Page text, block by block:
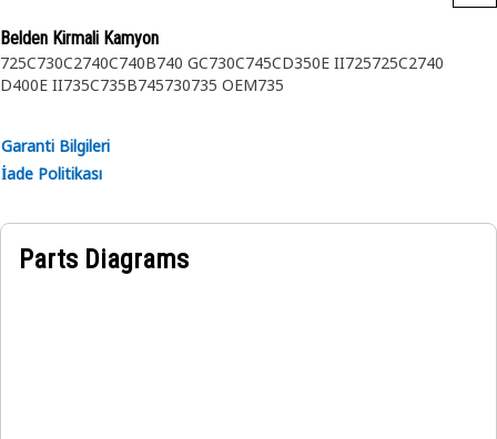
Belden Kirmali Kamyon
725C730C2740C740B740 GC730C745CD350E II725725C2740
D400E II735C735B745730735 OEM735
Garanti Bilgileri
İade Politikası
Parts Diagrams